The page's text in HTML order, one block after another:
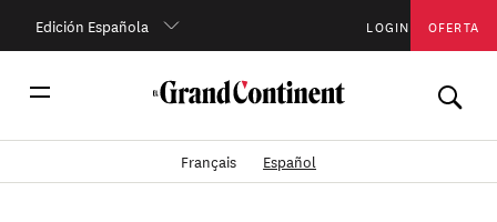
Edición Española LOGIN OFERTA
Français Español